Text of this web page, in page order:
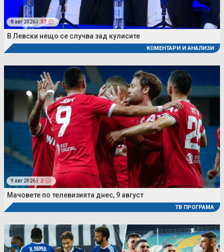
8 авг 2026 | 37
В Левски нещо се случва зад кулисите
КОМЕНТАРИ И АНАЛИЗИ
9 авг 2026 | 2
Мачовете по телевизията днес, 9 август
ТВ ПРОГРАМА